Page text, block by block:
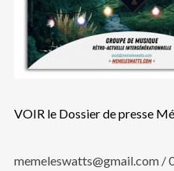
VOIR le Dossier de presse
memeleswatts@gmail.com /